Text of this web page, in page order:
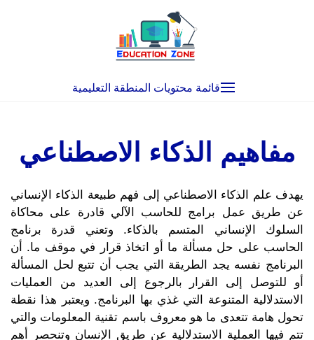
قائمة محتويات المنطقة التعليمية
مفاهيم الذكاء الاصطناعي
يهدف علم الذكاء الاصطناعي إلى فهم طبيعة الذكاء الإنساني
عن طريق عمل برامج للحاسب الآلي قادرة على محاكاة
السلوك الإنساني المتسم بالذكاء. وتعني قدرة برنامج
الحاسب على حل مسألة ما أو اتخاذ قرار في موقف ما. أن
البرنامج نفسه يجد الطريقة التي يجب أن تتبع لحل المسألة
أو للتوصل إلى القرار بالرجوع إلى العديد من العمليات
الاستدلالية المتنوعة التي غذي بها البرنامج. ويعتبر هذا نقطة
تحول هامة تتعدى ما هو معروف باسم تقنية المعلومات والتي
تتم فيها العملية الاستدلالية عن طريق الإنسان وتنحصر أهم